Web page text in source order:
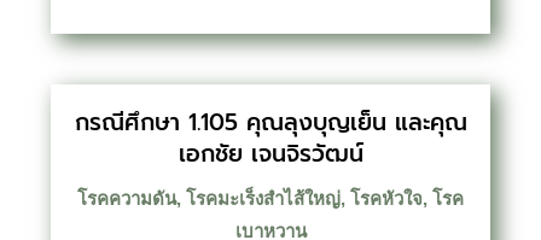
กรณีศึกษา 1.105 คุณลุงบุญเย็น และคุณ
เอกชัย เจนจิรวัฒน์
โรคความดัน, โรคมะเร็งสำไส้ใหญ่, โรคหัวใจ, โรค
เบาหวาน